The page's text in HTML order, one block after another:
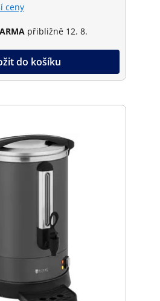
ceny
přibližně 12. 8.
do košíku